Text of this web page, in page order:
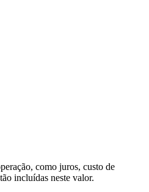
como juros, custo de
incluídas neste valor.